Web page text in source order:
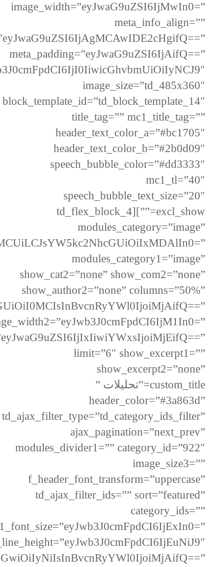
image_width=”eyJwaG9uZSI6IjMwIn0=”
meta_info_align=””
meta_padding=”eyJwaG9uZSI6IjAifQ==”
image_size=”td_485x360″
block_template_id=”td_block_template_14″
title_tag=”” mc1_title_tag=””
header_text_color_a=”#bc1705″
header_text_color_b=”#2b0d09″
speech_bubble_color=”#dd3333″
mc1_tl=”40″
speech_bubble_text_size=”20″
excl_show=””][td_flex_block_4
modules_category=”image”
modules_category1=”image”
show_cat2=”none” show_com2=”none”
show_author2=”none” columns=”50%”
limit=”6″ show_excerpt1=””
show_excerpt2=”none”
custom_title=”تحليلات ”
header_color=”#3a863d”
td_ajax_filter_type=”td_category_ids_filter”
ajax_pagination=”next_prev”
modules_divider1=”” category_id=”922″
image_size3=””
f_header_font_transform=”uppercase”
td_ajax_filter_ids=”” sort=”featured”
category_ids=””